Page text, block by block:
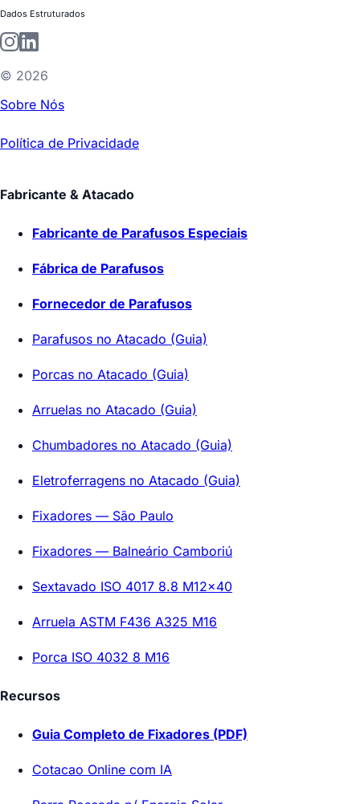
Dados Estruturados
© 2026
Sobre Nós
Política de Privacidade
Fabricante & Atacado
Fabricante de Parafusos Especiais
Fábrica de Parafusos
Fornecedor de Parafusos
Parafusos no Atacado (Guia)
Porcas no Atacado (Guia)
Arruelas no Atacado (Guia)
Chumbadores no Atacado (Guia)
Eletroferragens no Atacado (Guia)
Fixadores — São Paulo
Fixadores — Balneário Camboriú
Sextavado ISO 4017 8.8 M12x40
Arruela ASTM F436 A325 M16
Porca ISO 4032 8 M16
Recursos
Guia Completo de Fixadores (PDF)
Cotacao Online com IA